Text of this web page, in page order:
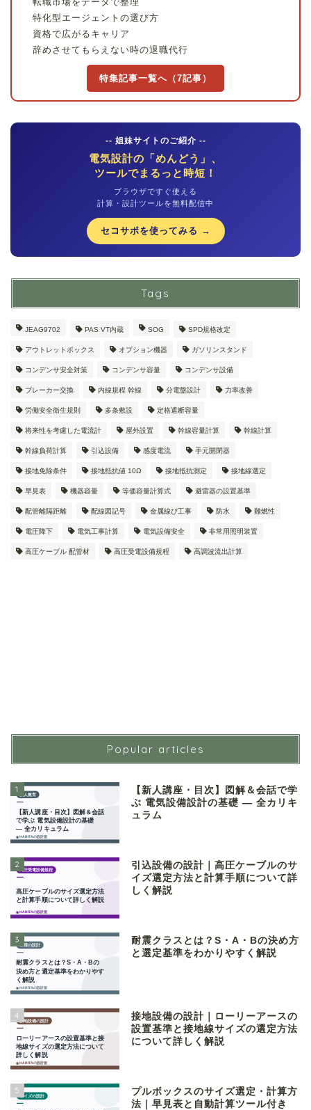
特化型エージェントの選び方
資格で広がるキャリア
辞めさせてもらえない時の退職代行
特集記事一覧へ（7記事）
-- 姐妹サイトのご紹介 --
電気設計の「めんどう」、
ツールでまるっと時短！
ブラウザですぐ使える
計算・設計ツールを無料配信中
セコサポを使ってみる →
Tags
JEAG9702 PAS VT内蔵 SOG SPD規格改定
アウトレットボックス オプション機器 ガソリンスタンド
コンデンサ安全対策 コンデンサ容量 コンデンサ設備
ブレーカー交換 内線規程 幹線 分電盤設計 力率改善
労働安全衛生規則 多条敷設 定格遮断容量
将来性を考慮した電流計 屋外設置 幹線容量計算 幹線計算
幹線負荷計算 引込設備 感度電流 手元開閉器
接地免除条件 接地抵抗値 10Ω 接地抵抗測定 接地線選定
早見表 機器容量 等価容量計算式 避雷器の設置基準
配管離隔距離 配線図記号 金属線ぴ工事 防水 難燃性
電圧降下 電気工事計算 電気設備安全 非常用照明装置
高圧ケーブル 配管材 高圧受電設備規程 高調波流出計算
Popular articles
1
【新人講座・目次】図解＆会話で学
ぶ 電気設備設計の基礎 ― 全カリキ
ュラム
2
引込設備の設計｜高圧ケーブルのサ
イズ選定方法と計算手順について詳
しく解説
3
耐震クラスとは？S・A・Bの決め方
と選定基準をわかりやすく解説
4
接地設備の設計｜ローリーアースの
設置基準と接地線サイズの選定方法
について詳しく解説
5
プルボックスのサイズ選定・計算方
法｜早見表と自動計算ツール付き